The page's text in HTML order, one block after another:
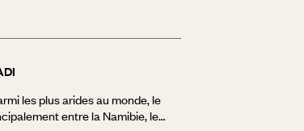
Ses eaux se dispersent
roseaux, papyrus, palmiers
posés au cœur d’une
du monde. Glissez sur un
vous dans ces
les plus arides au monde, le
entre la Namibie, le